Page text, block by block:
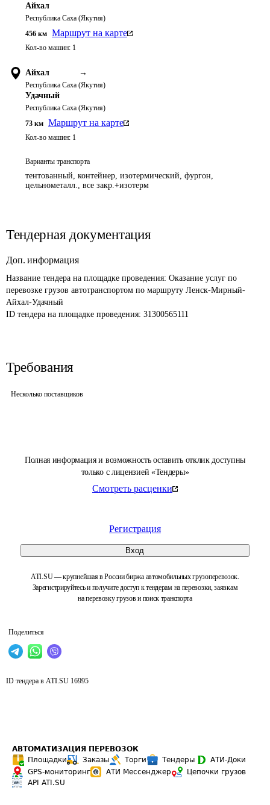
Полная информация и возможность оставить отклик доступны
только с лицензией «Тендеры»
Смотреть расценки
Регистрация
Вход
ATI.SU — крупнейшая в России биржа автомобильных грузоперевозок.
Зарегистрируйтесь и получите доступ к тендерам на перевозки, заявкам
на перевозку грузов и поиск транспорта
Поделиться
Айхал
Республика Саха (Якутия)
456 км Маршрут на карте
Кол-во машин: 1
Айхал →
Республика Саха (Якутия)
Удачный
Республика Саха (Якутия)
73 км Маршрут на карте
Кол-во машин: 1
Варианты транспорта
тентованный, контейнер, изотермический, фургон,
цельнометалл., все закр.+изотерм
Тендерная документация
Доп. информация
Название тендера на площадке проведения: Оказание услуг по
перевозке грузов автотранспортом по маршруту Ленск-Мирный-
Айхал-Удачный
ID тендера на площадке проведения: 31300565111
Требования
Несколько поставщиков
ID тендера в ATI.SU 16995
АВТОМАТИЗАЦИЯ ПЕРЕВОЗОК
Площадки
Заказы Торги Тендеры
АТИ-Доки
GPS-мониторинг
АТИ Мессенджер
Цепочки грузов
API ATI.SU